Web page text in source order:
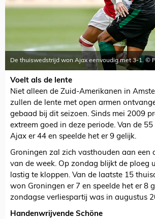
De thuiswedstrijd won Ajax eenvoudig met 3-1. ©
Voelt als de lente
Niet alleen de Zuid-Amerikanen in
zullen de lente met open armen
gebaad bij dit seizoen. Sinds mei 2009
extreem goed in deze periode. Van de
Ajax er 44 en speelde het er 9 gelijk.
Groningen zal zich vasthouden aan een
van de week. Op zondag blijkt de ploeg
lastig te kloppen. Van de laatste 15
won Groningen er 7 en speelde het er 8
zondagse verliespartij was in augustus
Handenwrijvende Schöne